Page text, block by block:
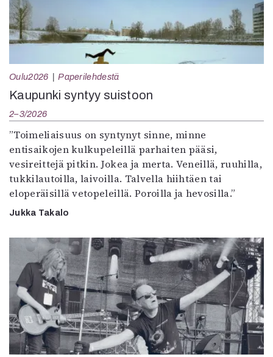
Oulu2026 Paperilehdestä
Kaupunki syntyy suistoon
2–3/2026
”Toimeliaisuus on syntynyt sinne, minne
entisaikojen kulkupeleillä parhaiten pääsi,
vesireittejä pitkin. Jokea ja merta. Veneillä, ruuhilla,
tukkilautoilla, laivoilla. Talvella hiihtäen tai
eloperäisillä vetopeleillä. Poroilla ja hevosilla.”
Jukka Takalo